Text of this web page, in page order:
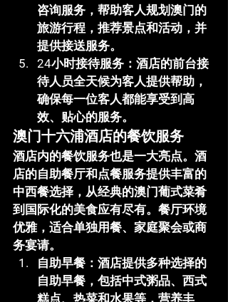
咨询服务，帮助客人规划澳门的
旅游行程，推荐景点和活动，并
提供接送服务。
24小时接待服务 ：酒店的前台接
待人员全天候为客人提供帮助，
确保每一位客人都能享受到高
效、贴心的服务。
澳门十六浦酒店的餐饮服务
酒店内的餐饮服务也是一大亮点。酒
店的自助餐厅和点餐服务提供丰富的
中西餐选择，从经典的澳门葡式菜肴
到国际化的美食应有尽有。餐厅环境
优雅，适合单独用餐、家庭聚会或商
务宴请。
自助早餐 ：酒店提供多种选择的
自助早餐，包括中式粥品、西式
糕点、热菜和水果等，营养丰